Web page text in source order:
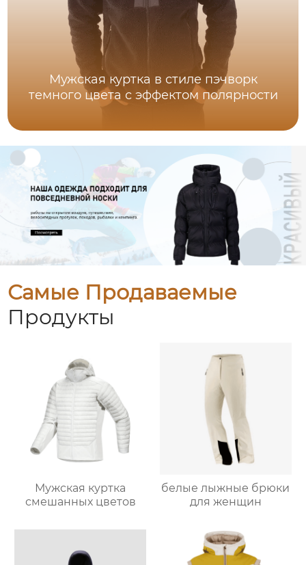
Мужская куртка в стиле пэчворк
темного цвета с эффектом полярности
Самые Продаваемые
Продукты
Мужская куртка
смешанных цветов
белые лыжные брюки
для женщин